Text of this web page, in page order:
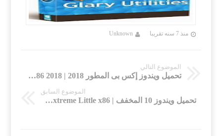
منذ 7 سنه تقريبا Unknown
الموضوع التالي
تحميل ويندوز إكس بى المطور 2018 | Windows XP Integral Edition x86 2018
الموضوع السابق
تحميل ويندوز 10 المخفف | Windows 10 RS4 Extreme Little x86 | يوليو 2018